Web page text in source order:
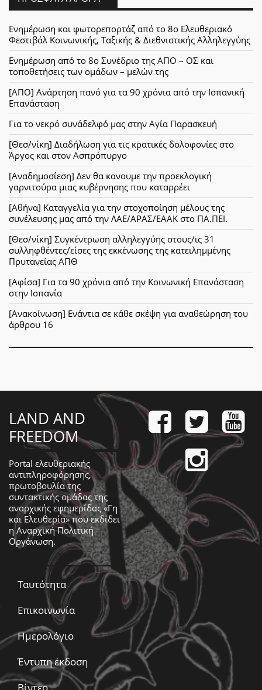
Ενημέρωση και φωτορεπορτάζ από το 8ο Ελευθεριακό
Φεστιβάλ Κοινωνικής, Ταξικής & Διεθνιστικής Αλληλεγγύης
Ενημέρωση από το 8ο Συνέδριο της ΑΠΟ – ΟΣ και
τοποθετήσεις των ομάδων – μελών της
[ΑΠΟ] Ανάρτηση πανό για τα 90 χρόνια από την Ισπανική
Επανάσταση
Για το νεκρό συνάδελφό μας στην Αγία Παρασκευή
[Θεσ/νίκη] Διαδήλωση για τις κρατικές δολοφονίες στο
Άργος και στον Ασπρόπυργο
[Αναδημοσίεση] Δεν θα κανουμε την προεκλογική
γαρνιτούρα μιας κυβέρνησης που καταρρέει
[Αθήνα] Καταγγελία για την στοχοποίηση μέλους της
συνέλευσης μας από την ΛΑΕ/ΑΡΑΣ/ΕΑΑΚ στο ΠΑ.ΠΕΙ.
[Θεσ/νίκη] Συγκέντρωση αλληλεγγύης στους/ις 31
συλληφθέντες/είσες της εκκένωσης της κατειλημμένης
Πρυτανείας ΑΠΘ
[Αφίσα] Για τα 90 χρόνια από την Κοινωνική Επανάσταση
στην Ισπανία
[Ανακοίνωση] Ενάντια σε κάθε σκέψη για αναθεώρηση του
άρθρου 16
LAND AND
FREEDOM
Portal ελευθεριακής
αντιπληροφόρησης,
πρωτοβουλία της
συντακτικής ομάδας της
αναρχικής εφημερίδας «Γη
και Ελευθερία» που εκδίδει
ηΑναρχική Πολιτική
Οργάνωση.
Ταυτότητα
Επικοινωνία
Ημερολόγιο
Έντυπη έκδοση